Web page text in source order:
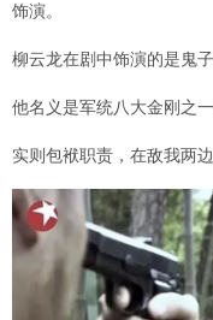
饰演。
柳云龙在剧中饰演的是鬼子
他名义是军统八大金刚之一
实则包袱职责，在敌我两